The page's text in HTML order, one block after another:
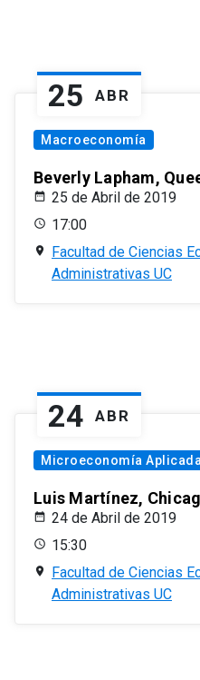
25 ABR
Macroeconomía
Beverly Lapham,
25 de Abril de 2019
17:00
Facultad de Ciencias
Administrativas UC
24 ABR
Microeconomía Aplicada
Luis Martínez,
24 de Abril de 2019
15:30
Facultad de Ciencias
Administrativas UC